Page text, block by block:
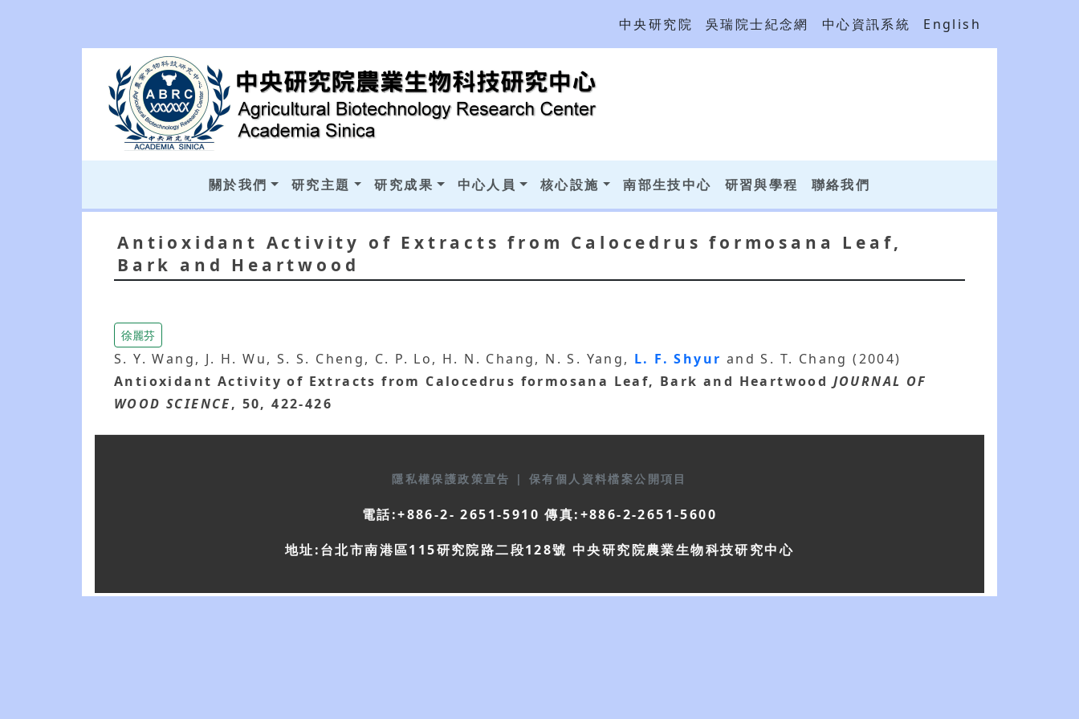
中央研究院 吳瑞院士紀念網 中心資訊系統 English
關於我們 研究主題 研究成果 中心人員 核心設施 南部生技中心 研習與學程 聯絡我們
Antioxidant Activity of Extracts from Calocedrus formosana Leaf,
Bark and Heartwood
徐麗芬
S. Y. Wang, J. H. Wu, S. S. Cheng, C. P. Lo, H. N. Chang, N. S. Yang, L. F. Shyur and S. T. Chang (2004)
Antioxidant Activity of Extracts from Calocedrus formosana Leaf, Bark and Heartwood JOURNAL OF
WOOD SCIENCE, 50, 422-426
隱私權保護政策宣告 | 保有個人資料檔案公開項目
電話:+886-2- 2651-5910 傳真:+886-2-2651-5600
地址:台北市南港區115研究院路二段128號 中央研究院農業生物科技研究中心